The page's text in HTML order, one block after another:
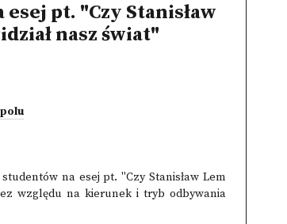
pt. "Czy Stanisław
nasz świat"
na esej pt. "Czy Stanisław Lem
względu na kierunek i tryb odbywania